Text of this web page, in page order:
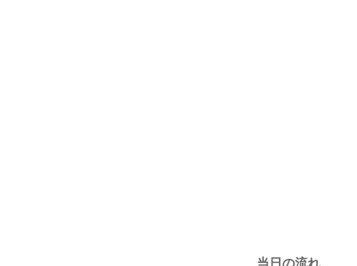
当日の流れ